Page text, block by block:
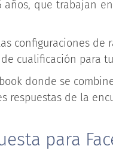
años, que trabajan
configuraciones de
cualificación para
donde se
respuestas de la
para